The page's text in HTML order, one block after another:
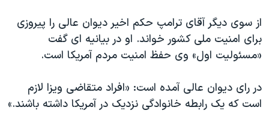
از سوی دیگر آقای ترامپ حکم اخیر دیوان عالی را پیروزی
برای امنیت ملی کشور خواند. او در بیانیه ای گفت
«مسئولیت اول» وی حفظ امنیت مردم آمریکا است.
​در رای دیوان عالی آمده است: «افراد متقاضی ویزا لازم
است که یک رابطه خانوادگی نزدیک در آمریکا داشته باشند.»